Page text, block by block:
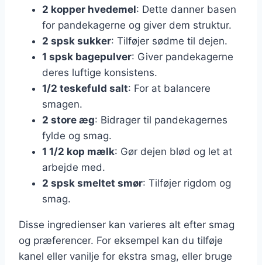
2 kopper hvedemel: Dette danner basen
for pandekagerne og giver dem struktur.
2 spsk sukker: Tilføjer sødme til dejen.
1 spsk bagepulver: Giver pandekagerne
deres luftige konsistens.
1/2 teskefuld salt: For at balancere
smagen.
2 store æg: Bidrager til pandekagernes
fylde og smag.
1 1/2 kop mælk: Gør dejen blød og let at
arbejde med.
2 spsk smeltet smør: Tilføjer rigdom og
smag.
Disse ingredienser kan varieres alt efter smag
og præferencer. For eksempel kan du tilføje
kanel eller vanilje for ekstra smag, eller bruge